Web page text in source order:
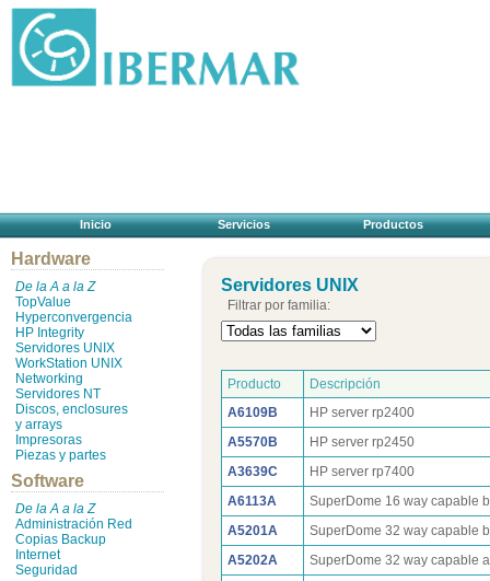
Inicio Servicios Productos
Hardware
De la A a la Z
TopValue
Hyperconvergencia
HP Integrity
Servidores UNIX
WorkStation UNIX
Networking
Servidores NT
Discos, enclosures
y arrays
Impresoras
Piezas y partes
Software
De la A a la Z
Administración Red
Copias Backup
Internet
Seguridad
Servidores UNIX
Filtrar por familia:
Producto
Descripción
A6109B
HP server rp2400
A5570B
HP server rp2450
A3639C
HP server rp7400
A6113A
SuperDome 16 way capable
A5201A
SuperDome 32 way capable
A5202A
SuperDome 32 way capable